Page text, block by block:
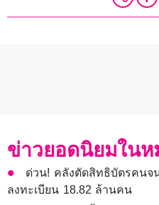
ข่าวยอดนิยมใน
ด่วน! คลังตัดสิทธิบัตรคนจ
ลงทะเบียน 18.82 ล้านคน